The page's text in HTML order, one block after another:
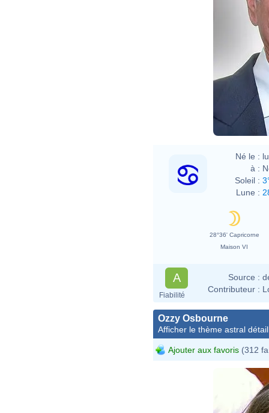
Né le :
à :
Soleil :
Lune :
28°36' Capricorne
Maison VI
A
Fiabilité
Source :
Contributeur :
Ozzy Osbourne
Afficher le thème astral
Ajouter aux favoris (312